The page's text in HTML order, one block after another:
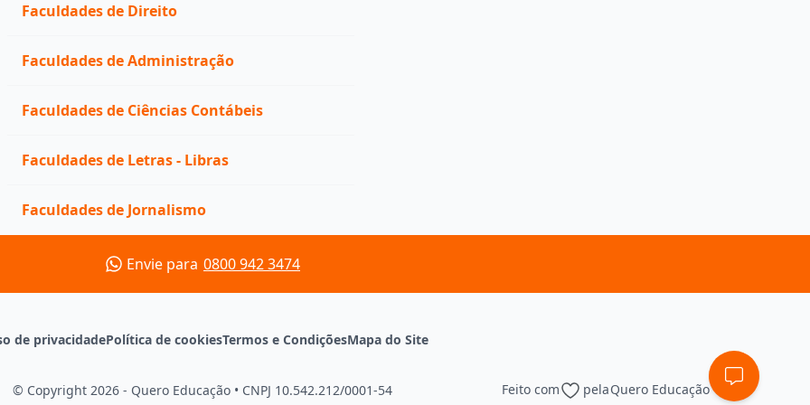
Faculdades de Direito
Faculdades de Administração
Faculdades de Ciências Contábeis
Faculdades de Letras - Libras
Faculdades de Jornalismo
Envie para 0800 942 3474
de privacidadePolítica de cookiesTermos e CondiçõesMapa do Site
© Copyright 2026 - Quero Educação • CNPJ 10.542.212/0001-54 Feito com pelaQuero Educação